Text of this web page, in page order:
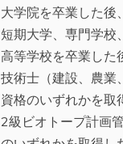
大学院を卒業した後
短期大学、専門学校
高等学校を卒業した
技術士（建設、農業
資格のいずれかを取
2級ビオトープ計画